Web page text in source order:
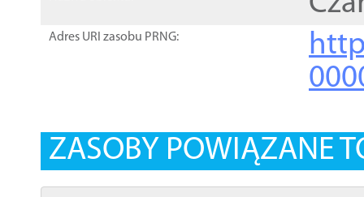
Adres URI zasobu PRNG:
ZASOBY POWIĄZANE